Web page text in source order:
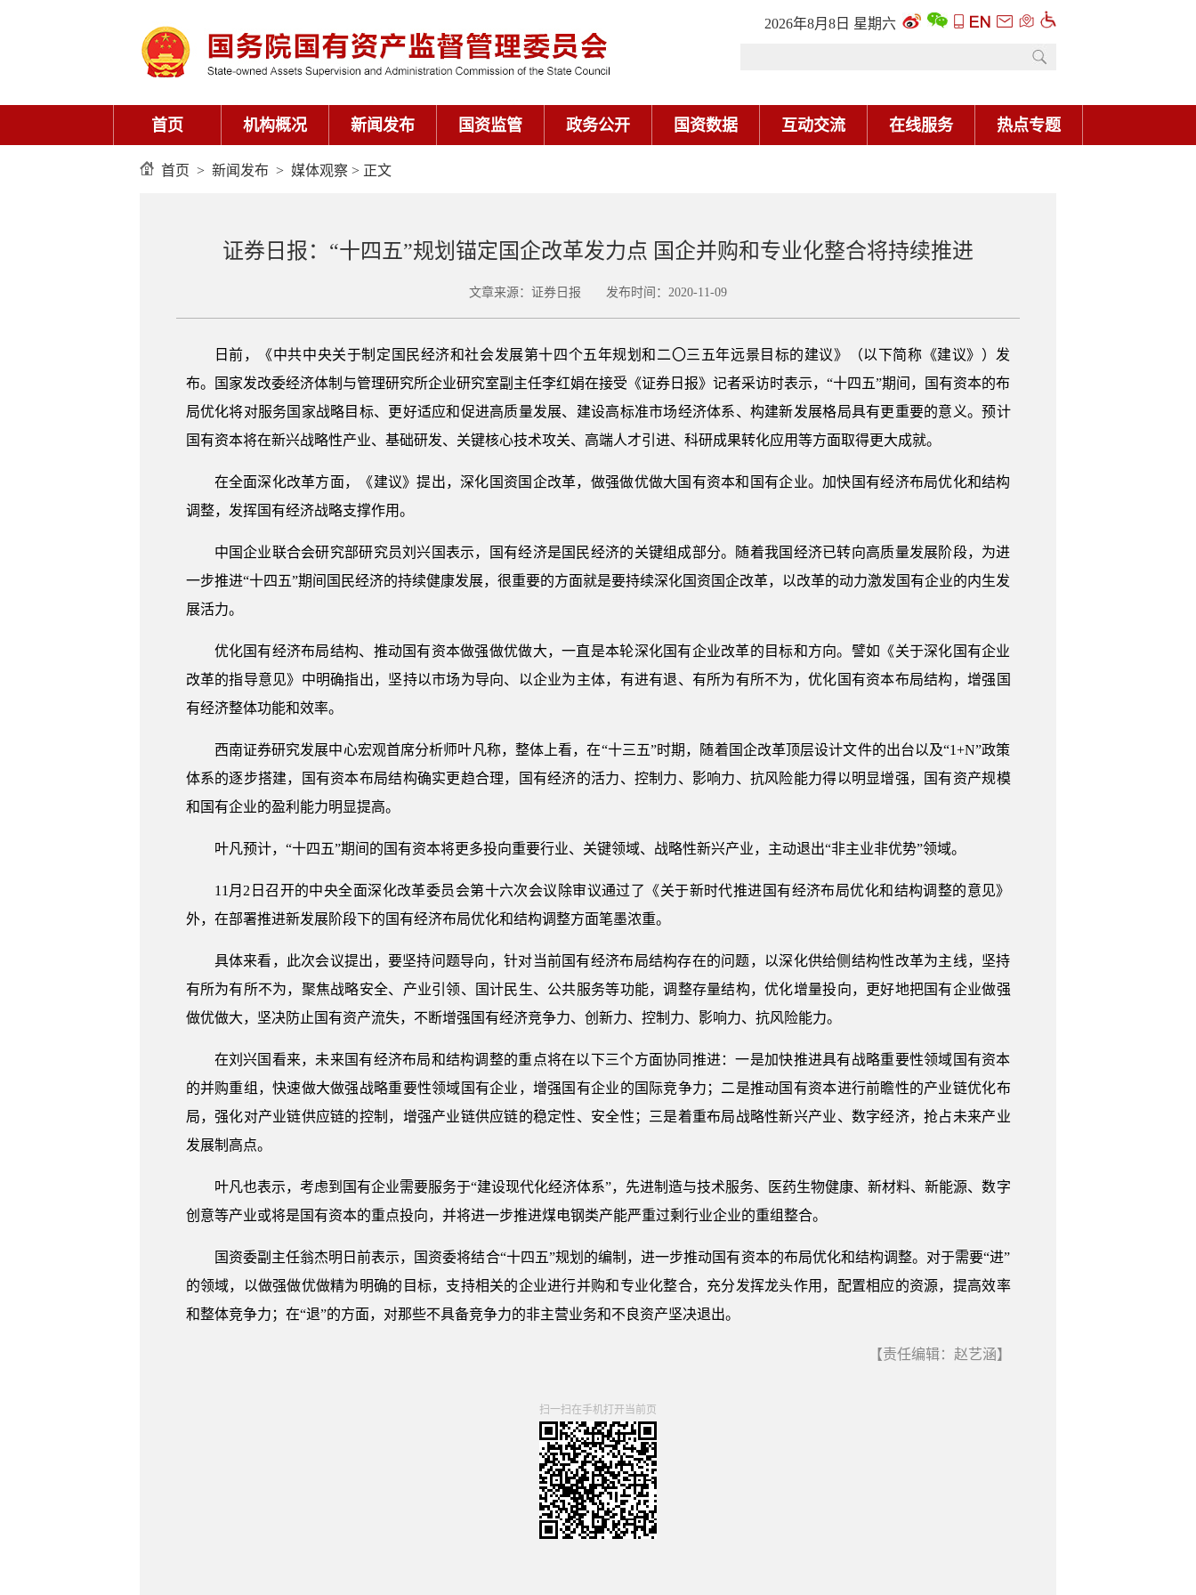
2026年8月8日 星期六
首页 机构概况 新闻发布 国资监管 政务公开 国资数据 互动交流 在线服务 热点专题
首页 > 新闻发布 > 媒体观察 > 正文
证券日报：“十四五”规划锚定国企改革发力点 国企并购和专业化整合将持续推进
文章来源：证券日报 发布时间：2020-11-09
日前，《中共中央关于制定国民经济和社会发展第十四个五年规划和二〇三五年远景目标的建议》（以下简称《建议》）发
布。国家发改委经济体制与管理研究所企业研究室副主任李红娟在接受《证券日报》记者采访时表示，“十四五”期间，国有资本的布
局优化将对服务国家战略目标、更好适应和促进高质量发展、建设高标准市场经济体系、构建新发展格局具有更重要的意义。预计
国有资本将在新兴战略性产业、基础研发、关键核心技术攻关、高端人才引进、科研成果转化应用等方面取得更大成就。
在全面深化改革方面，《建议》提出，深化国资国企改革，做强做优做大国有资本和国有企业。加快国有经济布局优化和结构
调整，发挥国有经济战略支撑作用。
中国企业联合会研究部研究员刘兴国表示，国有经济是国民经济的关键组成部分。随着我国经济已转向高质量发展阶段，为进
一步推进“十四五”期间国民经济的持续健康发展，很重要的方面就是要持续深化国资国企改革，以改革的动力激发国有企业的内生发
展活力。
优化国有经济布局结构、推动国有资本做强做优做大，一直是本轮深化国有企业改革的目标和方向。譬如《关于深化国有企业
改革的指导意见》中明确指出，坚持以市场为导向、以企业为主体，有进有退、有所为有所不为，优化国有资本布局结构，增强国
有经济整体功能和效率。
西南证券研究发展中心宏观首席分析师叶凡称，整体上看，在“十三五”时期，随着国企改革顶层设计文件的出台以及“1+N”政策
体系的逐步搭建，国有资本布局结构确实更趋合理，国有经济的活力、控制力、影响力、抗风险能力得以明显增强，国有资产规模
和国有企业的盈利能力明显提高。
叶凡预计，“十四五”期间的国有资本将更多投向重要行业、关键领域、战略性新兴产业，主动退出“非主业非优势”领域。
11月2日召开的中央全面深化改革委员会第十六次会议除审议通过了《关于新时代推进国有经济布局优化和结构调整的意见》
外，在部署推进新发展阶段下的国有经济布局优化和结构调整方面笔墨浓重。
具体来看，此次会议提出，要坚持问题导向，针对当前国有经济布局结构存在的问题，以深化供给侧结构性改革为主线，坚持
有所为有所不为，聚焦战略安全、产业引领、国计民生、公共服务等功能，调整存量结构，优化增量投向，更好地把国有企业做强
做优做大，坚决防止国有资产流失，不断增强国有经济竞争力、创新力、控制力、影响力、抗风险能力。
在刘兴国看来，未来国有经济布局和结构调整的重点将在以下三个方面协同推进：一是加快推进具有战略重要性领域国有资本
的并购重组，快速做大做强战略重要性领域国有企业，增强国有企业的国际竞争力；二是推动国有资本进行前瞻性的产业链优化布
局，强化对产业链供应链的控制，增强产业链供应链的稳定性、安全性；三是着重布局战略性新兴产业、数字经济，抢占未来产业
发展制高点。
叶凡也表示，考虑到国有企业需要服务于“建设现代化经济体系”，先进制造与技术服务、医药生物健康、新材料、新能源、数字
创意等产业或将是国有资本的重点投向，并将进一步推进煤电钢类产能严重过剩行业企业的重组整合。
国资委副主任翁杰明日前表示，国资委将结合“十四五”规划的编制，进一步推动国有资本的布局优化和结构调整。对于需要“进”
的领域，以做强做优做精为明确的目标，支持相关的企业进行并购和专业化整合，充分发挥龙头作用，配置相应的资源，提高效率
和整体竞争力；在“退”的方面，对那些不具备竞争力的非主营业务和不良资产坚决退出。
【责任编辑：赵艺涵】
扫一扫在手机打开当前页